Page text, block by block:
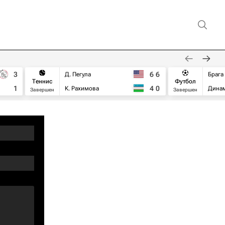
3
1
Теннис
Завершен
Д. Пегула
К. Рахимова
6 6
4 0
Футбол
Завершен
Брага